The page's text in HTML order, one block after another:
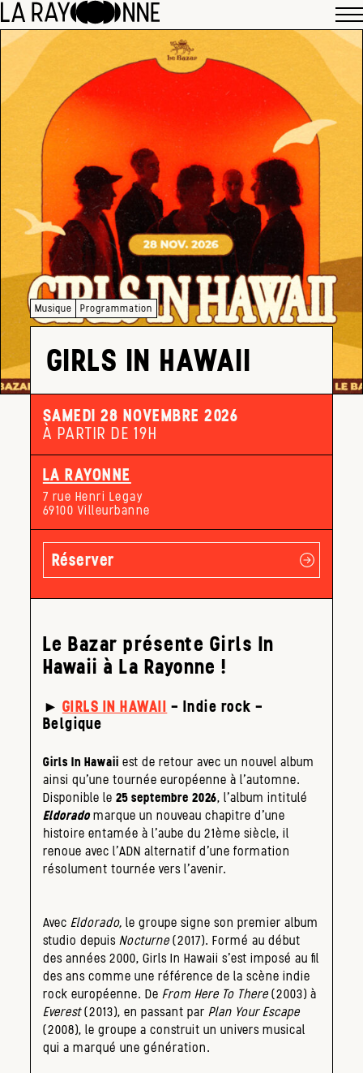
Musique Programmation
GIRLS IN HAWAII
SAMEDI 28 NOVEMBRE 2026
À PARTIR DE 19H
LA RAYONNE
7 rue Henri Legay
69100 Villeurbanne
Réserver
Le Bazar présente Girls In
Hawaii à La Rayonne !
► GIRLS IN HAWAII – Indie rock –
Belgique
Girls In Hawaii est de retour avec un nouvel album
ainsi qu’une tournée européenne à l’automne.
Disponible le 25 septembre 2026, l’album intitulé
Eldoradomarque un nouveau chapitre d’une
histoire entamée à l’aube du 21ème siècle, il
renoue avec l’ADN alternatif d’une formation
résolument tournée vers l’avenir.
Avec Eldorado, le groupe signe son premier album
studio depuis Nocturne(2017). Formé au début
des années 2000, Girls In Hawaii s’est imposé au fil
des ans comme une référence de la scène indie
rock européenne. De From Here To There(2003) à
Everest(2013), en passant par Plan Your Escape
(2008), le groupe a construit un univers musical
qui a marqué une génération.